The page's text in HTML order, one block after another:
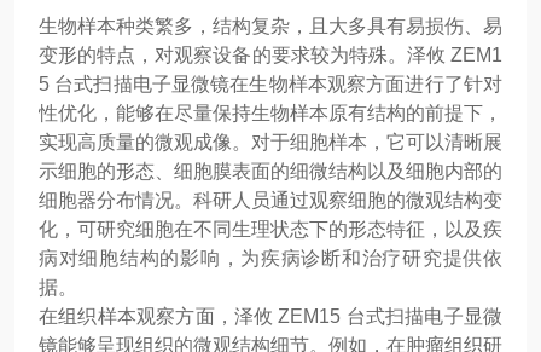
生物样本种类繁多，结构复杂，且大多具有易损伤、易
变形的特点，对观察设备的要求较为特殊。泽攸 ZEM1
5 台式扫描电子显微镜在生物样本观察方面进行了针对
性优化，能够在尽量保持生物样本原有结构的前提下，
实现高质量的微观成像。对于细胞样本，它可以清晰展
示细胞的形态、细胞膜表面的细微结构以及细胞内部的
细胞器分布情况。科研人员通过观察细胞的微观结构变
化，可研究细胞在不同生理状态下的形态特征，以及疾
病对细胞结构的影响，为疾病诊断和治疗研究提供依
据。
在组织样本观察方面，泽攸 ZEM15 台式扫描电子显微
镜能够呈现组织的微观结构细节。例如，在肿瘤组织研